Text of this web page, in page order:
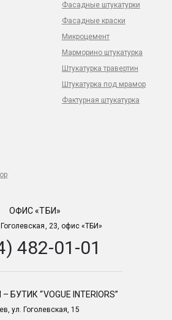
Фасадные штукатурки
Фасадные краски
Микроцемент
Марморино штукатурка
Штукатурка травертин
Штукатурка под мрамор
Фактурная штукатурка
ОФИС «ТБИ»
23, офис «ТБИ»
482-01-01
– БУТИК “VOGUE INTERIORS”
ул. Гоголевская, 15